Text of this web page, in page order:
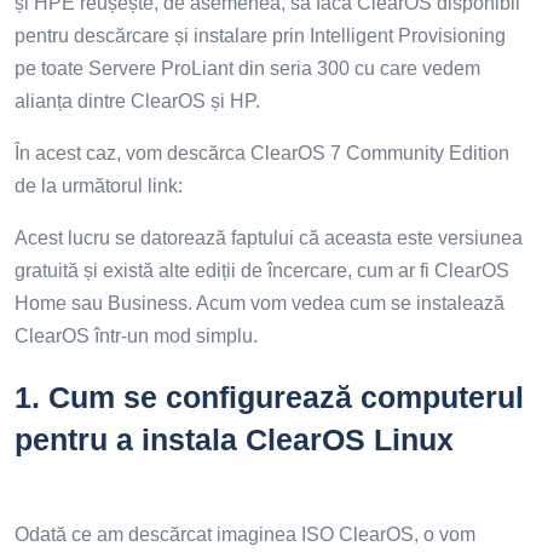
pentru descărcare și instalare prin Intelligent Provisioning
pe toate Servere ProLiant din seria 300 cu care vedem
alianța dintre ClearOS și HP.
În acest caz, vom descărca ClearOS 7 Community Edition
de la următorul link:
Acest lucru se datorează faptului că aceasta este versiunea
gratuită și există alte ediții de încercare, cum ar fi ClearOS
Home sau Business. Acum vom vedea cum se instalează
ClearOS într-un mod simplu.
1. Cum se configurează computerul
pentru a instala ClearOS Linux
Odată ce am descărcat imaginea ISO ClearOS, o vom